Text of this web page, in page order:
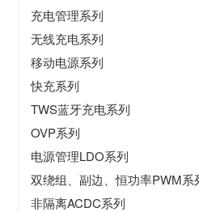
充电管理系列
无线充电系列
移动电源系列
快充系列
TWS蓝牙充电系列
OVP系列
电源管理LDO系列
双绕组、副边、恒功率PWM系
非隔离ACDC系列